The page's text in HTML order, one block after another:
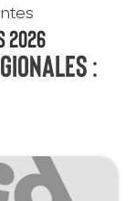
2026
: